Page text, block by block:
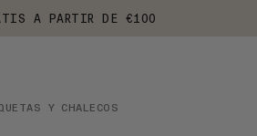
A PARTIR DE €100
Y CHALECOS